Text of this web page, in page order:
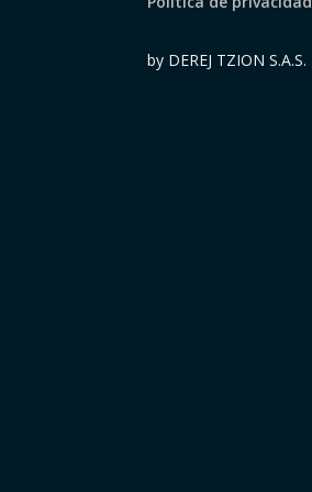
by DEREJ TZION S.A.S.